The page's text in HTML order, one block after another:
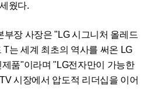
웠다.
부장 사장은 "LG 시그니처 올레드
는 세계 최초의 역사를 써온 LG
품"이라며 "LG전자만이 가능한
시장에서 압도적 리더십을 이어